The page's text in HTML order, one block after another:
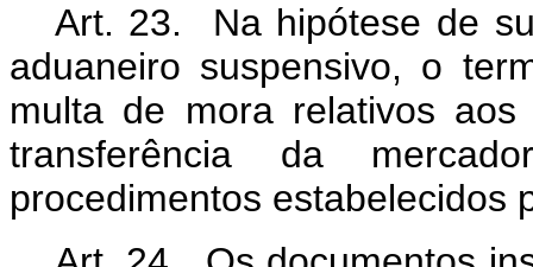
Art. 23. Na hipótese de
aduaneiro suspensivo, o
multa de mora relativos
transferência da
procedimentos estabelecidos